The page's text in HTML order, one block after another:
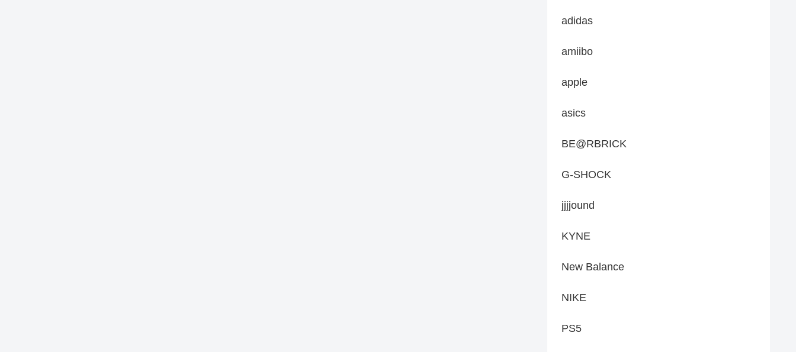
adidas
amiibo
apple
asics
BE@RBRICK
G-SHOCK
jjjjound
KYNE
New Balance
NIKE
PS5